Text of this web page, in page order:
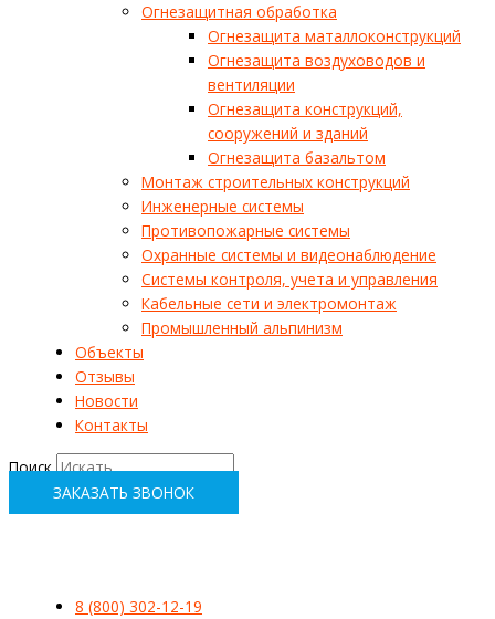
Огнезащитная обработка
Огнезащита маталлоконструкций
Огнезащита воздуховодов и
вентиляции
Огнезащита конструкций,
сооружений и зданий
Огнезащита базальтом
Монтаж строительных конструкций
Инженерные системы
Противопожарные системы
Охранные системы и видеонаблюдение
Системы контроля, учета и управления
Кабельные сети и электромонтаж
Промышленный альпинизм
Объекты
Отзывы
Новости
Контакты
Поиск
ЗАКАЗАТЬ ЗВОНОК
8 (800) 302-12-19